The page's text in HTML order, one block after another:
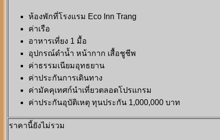
ห้องพักที่โรงแรม Eco Inn Trang
ค่าเรือ
อาหารเที่ยง 1 มื้อ
อุปกรณ์ดำน้ำ หน้ากาก เสื้อชูชีพ
ค่าธรรมเนียมอุทธยาน
ค่าประกันการเดินทาง
ค่ามัคคุเทศก์นำเที่ยวตลอดโปรแกรม
ค่าประกันอุบัติเหตุ ทุนประกัน 1,000,000 บาท
ราคานี้ยังไม่รวม